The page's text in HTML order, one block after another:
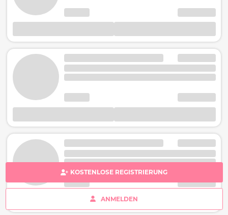
KOSTENLOSE REGISTRIERUNG
ANMELDEN